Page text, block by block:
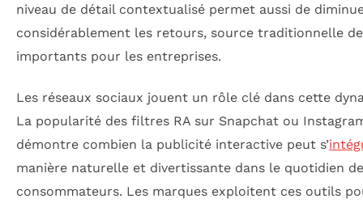
niveau de détail contextualisé permet aussi de
considérablement les retours, source traditionnelle
importants pour les entreprises.
Les réseaux sociaux jouent un rôle clé dans cette
La popularité des filtres RA sur Snapchat ou
démontre combien la publicité interactive peut s’
manière naturelle et divertissante dans le quotidien
consommateurs. Les marques exploitent ces outils